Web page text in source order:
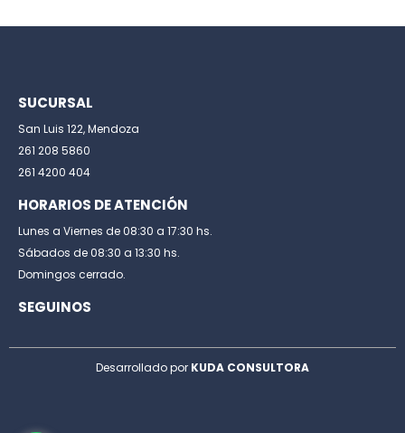
SUCURSAL
San Luis 122, Mendoza
261 208 5860
261 4200 404
HORARIOS DE ATENCIÓN
Lunes a Viernes de 08:30 a 17:30 hs.
Sábados de 08:30 a 13:30 hs.
Domingos cerrado.
SEGUINOS
Desarrollado por KUDA CONSULTORA